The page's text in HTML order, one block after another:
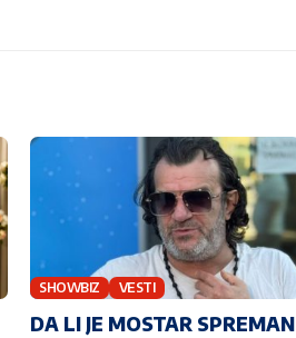
SHOWBIZ VESTI
DA LI JE MOSTAR SPREMAN